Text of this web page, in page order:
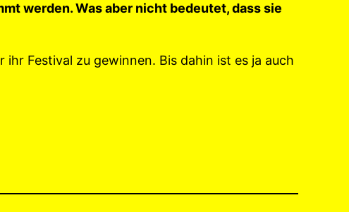
werden. Was aber nicht bedeutet, dass sie
Festival zu gewinnen. Bis dahin ist es ja auch